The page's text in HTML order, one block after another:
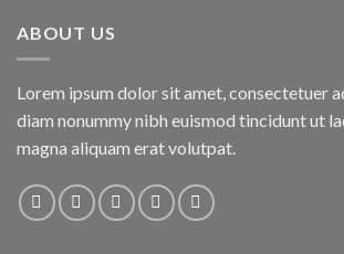
ABOUT US
Lorem ipsum dolor sit amet, consectetuer
diam nonummy nibh euismod tincidunt ut
magna aliquam erat volutpat.